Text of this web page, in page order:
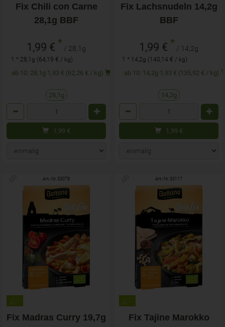
Fix Chili con Carne
28,1g BBF
1,99 € * / 28,1g
1 * 28,1g (64,19 € / kg)
ab 10: 28,1g 1,93 € (62,26 € / kg)
28,1g
1,99 €
Fix Lachsnudeln 14,2g
BBF
1,99 € * / 14,2g
1 * 14,2g (140,14 € / kg)
ab 10: 14,2g 1,93 € (135,92 € / kg)
14,2g
1,99 €
Art.-Nr. 33078
Fix Madras Curry 19,7g
Art.-Nr. 33117
Fix Tajine Marokko